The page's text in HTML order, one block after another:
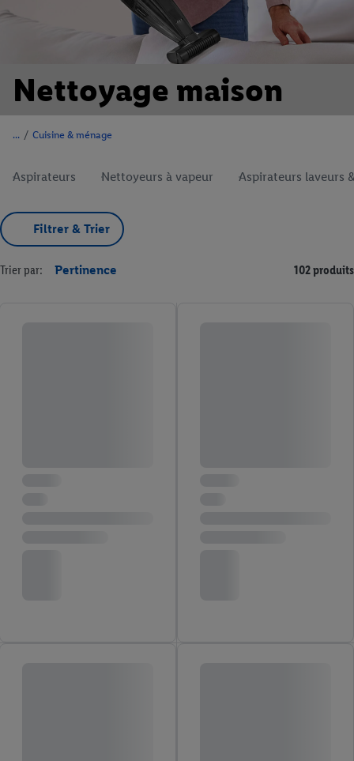
Nettoyage maison
/ Cuisine & ménage
Aspirateurs Nettoyeurs à vapeur Aspirateurs laveurs
Filtrer & Trier
Trier par: Pertinence 102 produits